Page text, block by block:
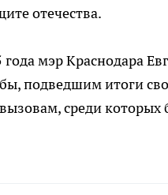
отечества.
мэр Краснодара
подведшим итоги
среди